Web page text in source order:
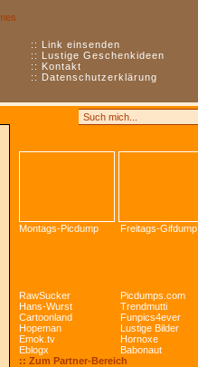
:: Link einsenden
:: Lustige Geschenkideen
:: Kontakt
:: Datenschutzerklärung
Montags-Picdump Freitags-Gifdump
RawSucker
Picdumps.com
Hans-Wurst
Trendmutti
Cartoonland
Funpics4ever
Hopeman
Lustige Bilder
Emok.tv
Hornoxe
Eblogx
Babonaut
:: Zum Partner-Bereich